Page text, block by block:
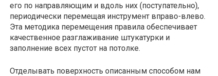
его по направляющим и вдоль них (поступательно),
периодически перемещая инструмент вправо-влево.
Эта методика перемещения правила обеспечивает
качественное разглаживание штукатурки и
заполнение всех пустот на потолке.
Отделывать поверхность описанным способом нам